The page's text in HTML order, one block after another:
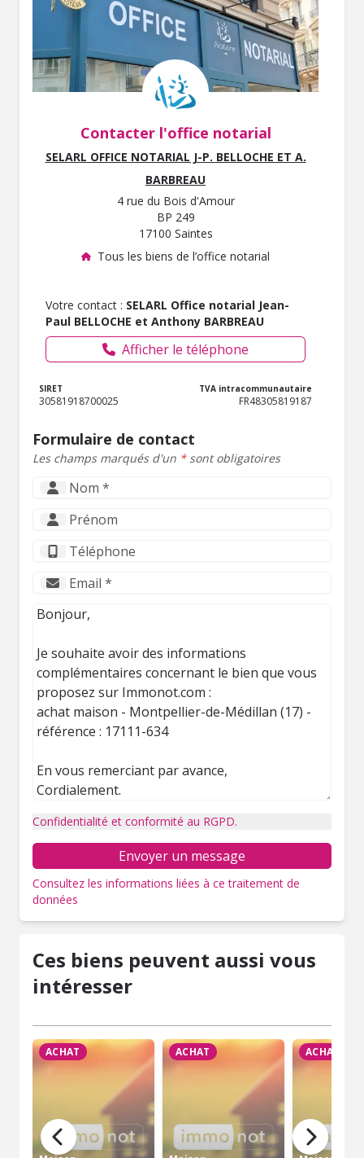
Contacter l'office notarial
SELARL OFFICE NOTARIAL J-P. BELLOCHE ET A.
BARBREAU
4 rue du Bois d'Amour
BP 249
17100 Saintes
Tous les biens de l’office notarial
Votre contact : SELARL Office notarial Jean-
Paul BELLOCHE et Anthony BARBREAU
Afficher le téléphone
SIRET
30581918700025
TVA intracommunautaire
FR48305819187
Formulaire de contact
Les champs marqués d'un *sont obligatoires
Confidentialité et conformité au RGPD.
Envoyer un message
Consultez les informations liées à ce traitement de
données
Ces biens peuvent aussi vous
intéresser
ACHAT ACHAT ACHAT